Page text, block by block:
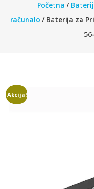
Početna /
računalo / Baterija za
Akcija!